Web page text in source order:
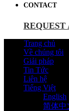
CONTACT
Trang chủ
Về chúng tôi
Giải pháp
Tin Tức
Liên hệ
Tiếng Việt
English
简体中